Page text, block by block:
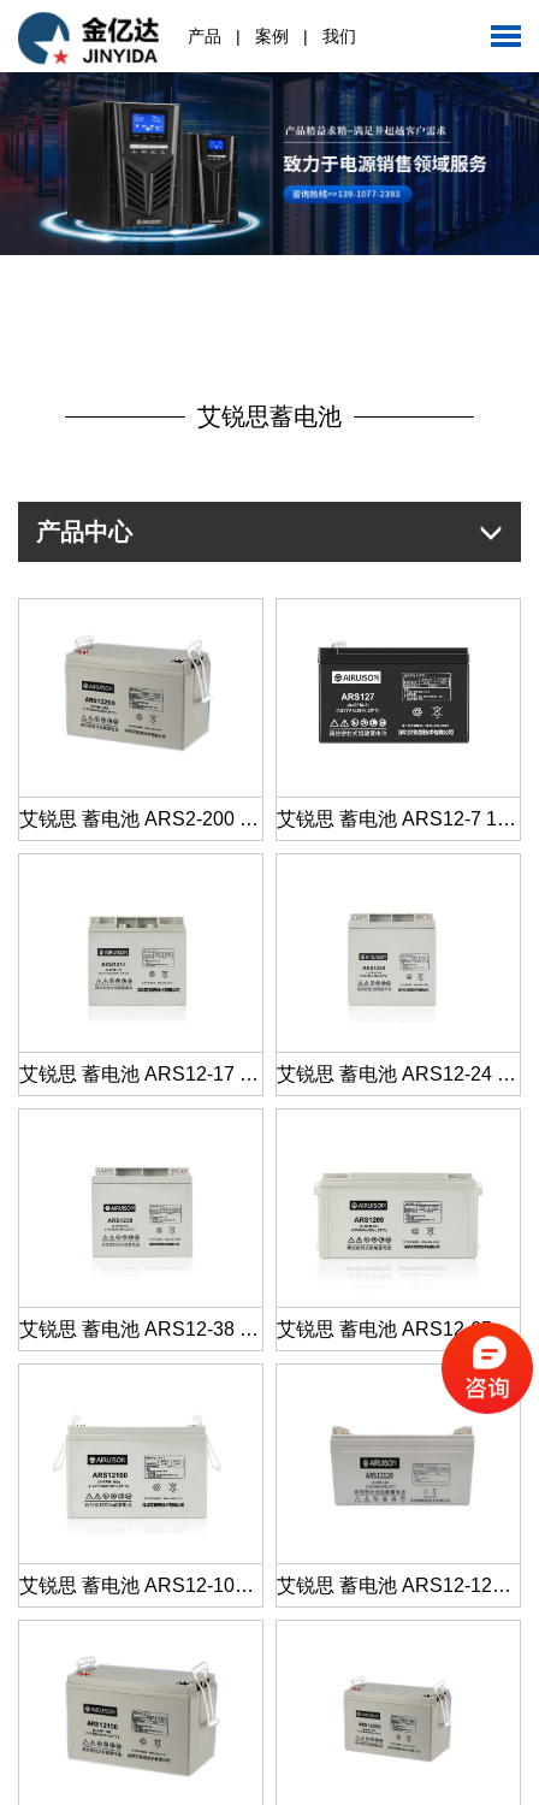
产品 |案例 |我们
艾锐思蓄电池
产品中心
艾锐思 蓄电池 ARS2-200 2V200AH 艾锐思 蓄电池 ARS12-7 12V7AH
艾锐思 蓄电池 ARS12-17 12V17AH 艾锐思 蓄电池 ARS12-24 12V24AH
艾锐思 蓄电池 ARS12-38 12V38AH 艾锐思 蓄电池 ARS12-65 12V65AH
艾锐思 蓄电池 ARS12-100 12V100AH 艾锐思 蓄电池 ARS12-120 12V120AH